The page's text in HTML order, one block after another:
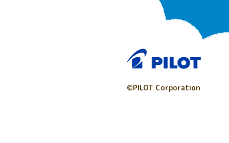
©PILOT Corporation